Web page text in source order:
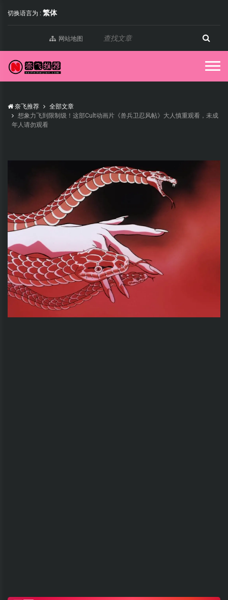
切换语言为 : 繁体
网站地图
奈飞推荐
全部文章
想象力飞到限制级！这部Cult动画片《兽兵卫忍风帖》大人慎重观看，未成
年人请勿观看